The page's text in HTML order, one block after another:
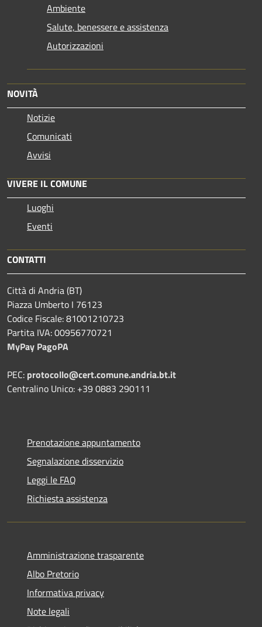
Ambiente
Salute, benessere e assistenza
Autorizzazioni
NOVITÀ
Notizie
Comunicati
Avvisi
VIVERE IL COMUNE
Luoghi
Eventi
CONTATTI
Città di Andria (BT)
Piazza Umberto I 76123
Codice Fiscale: 81001210723
Partita IVA: 00956770721
MyPay PagoPA
PEC: protocollo@cert.comune.andria.bt.it
Centralino Unico: +39 0883 290111
Prenotazione appuntamento
Segnalazione disservizio
Leggi le FAQ
Richiesta assistenza
Amministrazione trasparente
Albo Pretorio
Informativa privacy
Note legali